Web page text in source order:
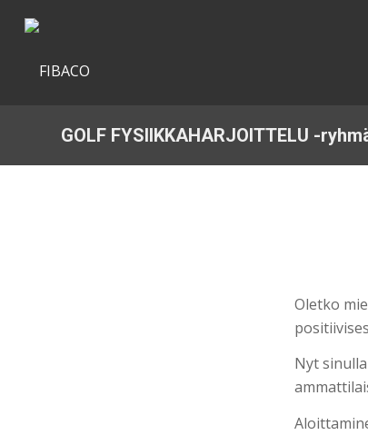
GOLF FYSIIKKAHARJOITTELU -
Oletko
Nyt